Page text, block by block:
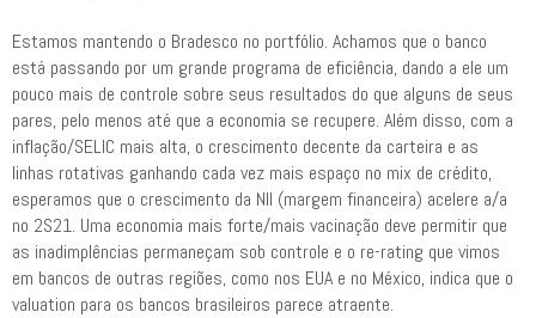
Estamos mantendo o Bradesco no portfólio. Achamos que o banco
está passando por um grande programa de eficiência, dando a ele um
pouco mais de controle sobre seus resultados do que alguns de seus
pares, pelo menos até que a economia se recupere. Além disso, com a
inflação/SELIC mais alta, o crescimento decente da carteira e as
linhas rotativas ganhando cada vez mais espaço no mix de crédito,
esperamos que o crescimento da NII (margem financeira) acelere a/a
no 2S21. Uma economia mais forte/mais vacinação deve permitir que
as inadimplências permaneçam sob controle e o re-rating que vimos
em bancos de outras regiões, como nos EUA e no México, indica que o
valuation para os bancos brasileiros parece atraente.